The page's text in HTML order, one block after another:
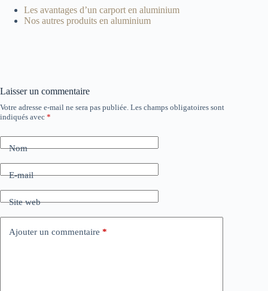
Les avantages d’un carport en aluminium
Nos autres produits en aluminium
Laisser un commentaire
Votre adresse e-mail ne sera pas publiée. Les champs obligatoires sont
indiqués avec *
Nom
E-mail
Site web
Ajouter un commentaire *